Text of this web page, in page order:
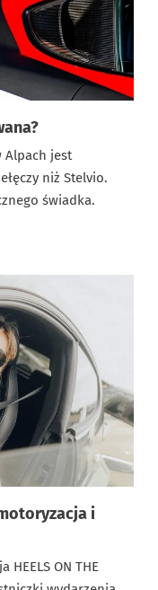
Alpach jest
niż Stelvio.
świadka.
i
HEELS ON THE